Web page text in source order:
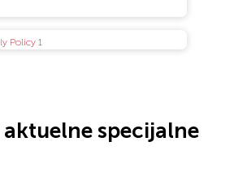
specijalne